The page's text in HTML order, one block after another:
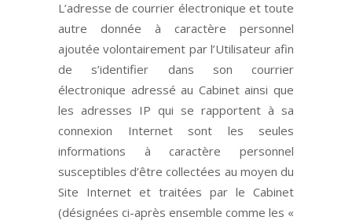
L’adresse de courrier électronique et toute
autre donnée à caractère personnel
ajoutée volontairement par l’Utilisateur afin
de s’identifier dans son courrier
électronique adressé au Cabinet ainsi que
les adresses IP qui se rapportent à sa
connexion Internet sont les seules
informations à caractère personnel
susceptibles d’être collectées au moyen du
Site Internet et traitées par le Cabinet
(désignées ci-après ensemble comme les «